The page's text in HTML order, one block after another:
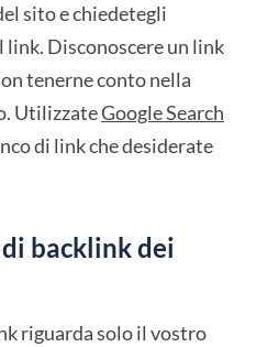
sito e chiedetegli
Disconoscere un link
tenerne conto nella
UtilizzateGoogle Search
di link che desiderate
backlink dei
riguarda solo il vostro